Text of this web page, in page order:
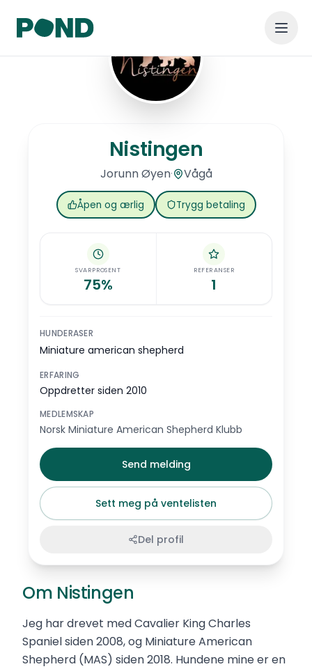
Hopp til hovedinnhold
Nistingen
JorunnØyen· Vågå
Åpen og ærlig Trygg betaling
SVARPROSENT
75%
REFERANSER
1
HUNDERASER
Miniature american shepherd
ERFARING
Oppdretter siden 2010
MEDLEMSKAP
Norsk Miniature American Shepherd Klubb
Send melding
Sett meg på ventelisten
Del profil
Om Nistingen
Jeg har drevet med Cavalier King Charles
Spaniel siden 2008, og Miniature American
Shepherd (MAS) siden 2018. Hundene mine er en